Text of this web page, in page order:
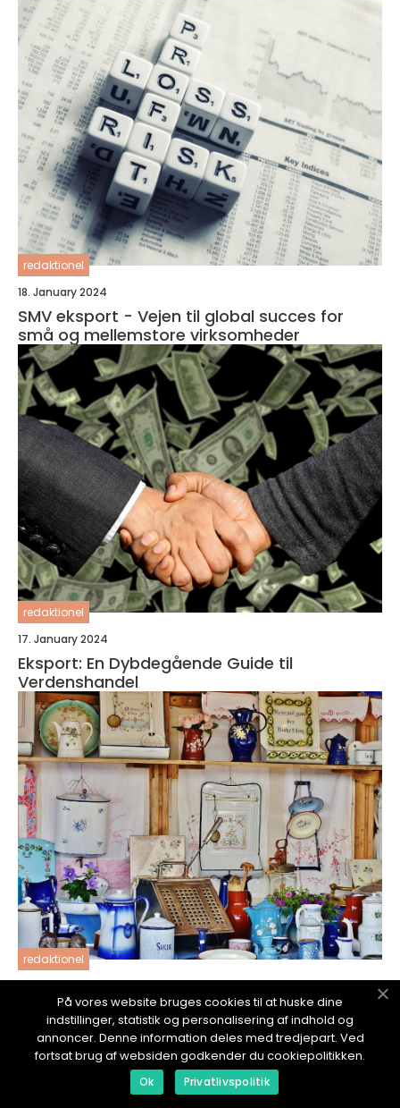
redaktionel
18. January 2024
SMV eksport - Vejen til global succes for
små og mellemstore virksomheder
redaktionel
17. January 2024
Eksport: En Dybdegående Guide til
Verdenshandel
redaktionel
Import er en afgørende økonomisk aktivitet,
der spiller en central rolle i både private og
virksomheders økonomier
På vores website bruges cookies til at huske dine
indstillinger, statistik og personalisering af indhold og
annoncer. Denne information deles med tredjepart. Ved
fortsat brug af websiden godkender du cookiepolitikken.
Ok Privatlivspolitik